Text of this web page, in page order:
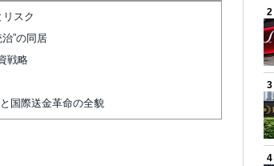
スク
”の同居
戦略
国際送金革命の全貌